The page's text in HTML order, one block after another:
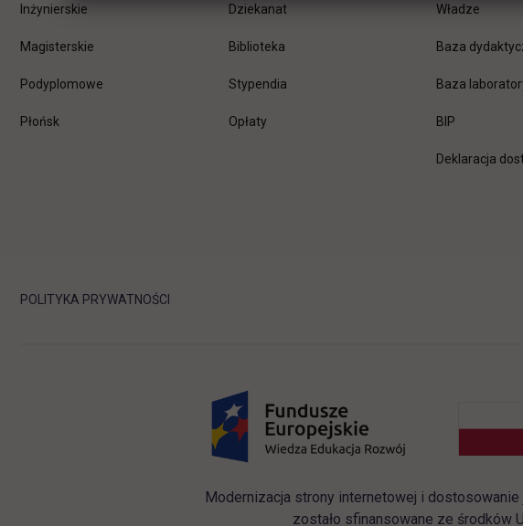
Inżynierskie
Magisterskie
Podyplomowe
Płońsk
Dziekanat
Biblioteka
Stypendia
Opłaty
Władze
Baza
Baza
BIP
Deklaracja
POLITYKA PRYWATNOŚCI
Modernizacja strony internetowej i
zostało sfinansowane ze środków